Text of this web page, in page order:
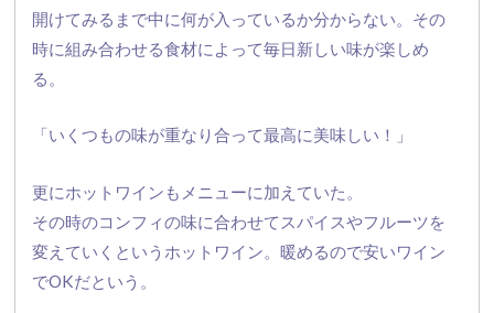
開けてみるまで中に何が入っているか分からない。その
時に組み合わせる食材によって毎日新しい味が楽しめ
る。
「いくつもの味が重なり合って最高に美味しい！」
更にホットワインもメニューに加えていた。
その時のコンフィの味に合わせてスパイスやフルーツを
変えていく というホットワイン。暖めるので安いワイン
でOKだという。